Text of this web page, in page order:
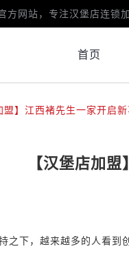
方网站，专注汉堡店连锁
首页
盟】江西褚先生一家开启
【汉堡店加
之下，越来越多的人看